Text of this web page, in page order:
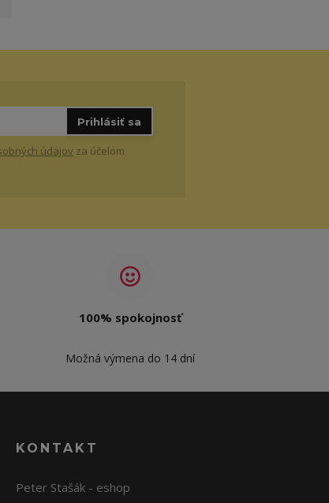
Prihlásiť sa
údajov za účelom
100% spokojnosť
Možná výmena do 14 dní
KONTAKT
Peter Stašák - eshop